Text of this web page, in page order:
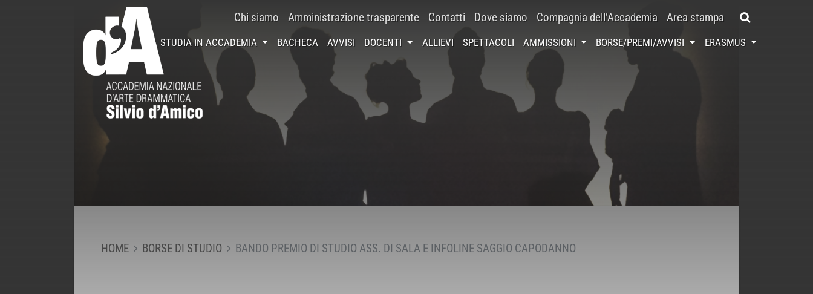
Chi siamo Amministrazione trasparente Contatti Dove siamo Compagnia dell’Accademia Area stampa
STUDIA IN ACCADEMIA BACHECA AVVISI DOCENTI ALLIEVI SPETTACOLI AMMISSIONI BORSE/PREMI/AVVISI ERASMUS
HOME BORSE DI STUDIO BANDO PREMIO DI STUDIO ASS. DI SALA E INFOLINE SAGGIO CAPODANNO